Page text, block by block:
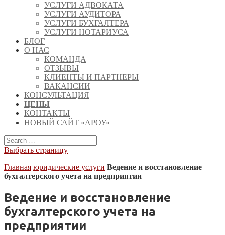
УСЛУГИ АДВОКАТА
УСЛУГИ АУДИТОРА
УСЛУГИ БУХГАЛТЕРА
УСЛУГИ НОТАРИУСА
БЛОГ
О НАС
КОМАНДА
ОТЗЫВЫ
КЛИЕНТЫ И ПАРТНЕРЫ
ВАКАНСИИ
КОНСУЛЬТАЦИЯ
ЦЕНЫ
КОНТАКТЫ
НОВЫЙ САЙТ «АРОУ»
Выбрать страницу
Главная юридические услуги Ведение и восстановление
бухгалтерского учета на предприятии
Ведение и восстановление
бухгалтерского учета на
предприятии